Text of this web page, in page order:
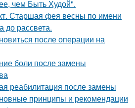
чем Быть Худой".
Старшая фея весны по имени
до рассвета.
после операции на
боли после замены
реабилитация после замены
принципы и рекомендации